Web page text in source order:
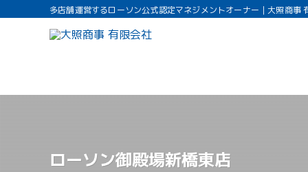
多店舗運営するローソン公式認定マネジメントオーナー｜大照商事
ローソン御殿場新橋東店